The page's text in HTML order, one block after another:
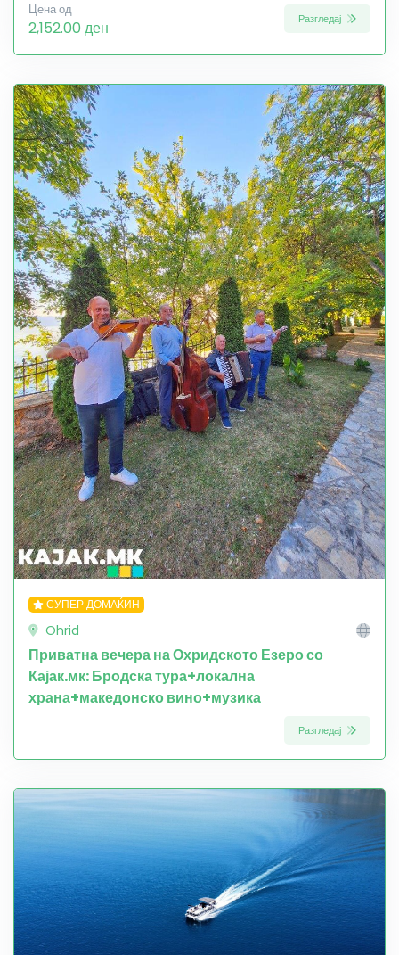
Цена од
2,152.00 ден Разгледај
СУПЕР ДОМАЌИН
Ohrid
Приватна вечера на Охридското Езеро со
Кајак.мк: Бродска тура+локална
храна+македонско вино+музика
Разгледај